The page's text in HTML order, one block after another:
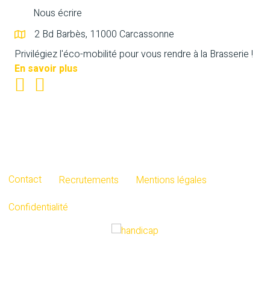
Nous écrire
2 Bd Barbès, 11000 Carcassonne
Privilégiez l'éco-mobilité pour vous rendre à la Brasserie !
En savoir plus
Contact Recrutements
Mentions légales
Confidentialité